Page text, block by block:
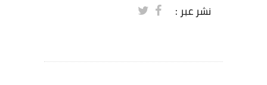
نشر عبر :